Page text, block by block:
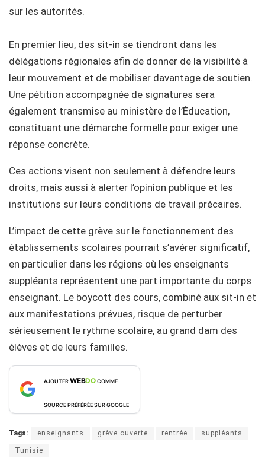
sur les autorités.
En premier lieu, des sit-in se tiendront dans les
délégations régionales afin de donner de la visibilité à
leur mouvement et de mobiliser davantage de soutien.
Une pétition accompagnée de signatures sera
également transmise au ministère de l’Éducation,
constituant une démarche formelle pour exiger une
réponse concrète.
Ces actions visent non seulement à défendre leurs
droits, mais aussi à alerter l’opinion publique et les
institutions sur leurs conditions de travail précaires.
L’impact de cette grève sur le fonctionnement des
établissements scolaires pourrait s’avérer significatif,
en particulier dans les régions où les enseignants
suppléants représentent une part importante du corps
enseignant. Le boycott des cours, combiné aux sit-in et
aux manifestations prévues, risque de perturber
sérieusement le rythme scolaire, au grand dam des
élèves et de leurs familles.
AJOUTERWEBDOCOMME
SOURCE PRÉFÉRÉE SUR GOOGLE
Tags: enseignants grève ouverte rentrée suppléants
Tunisie